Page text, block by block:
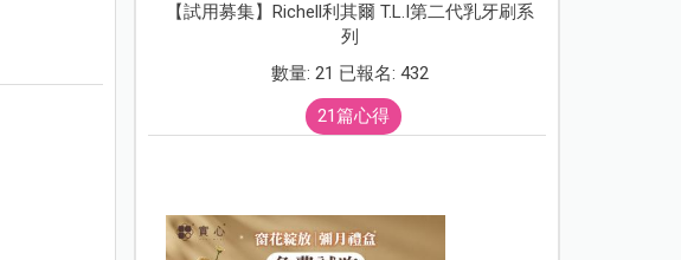
【試用募集】Richell利其爾 T.L.I第二代乳牙刷系
列
數量: 21 已報名: 432
21篇心得